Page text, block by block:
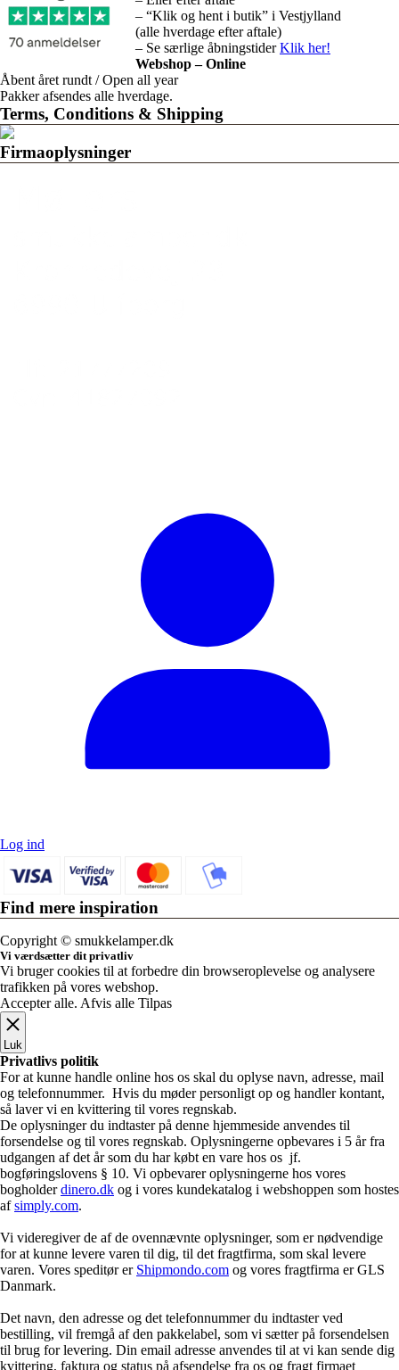
– “Klik og hent i butik” i Vestjylland
(alle hverdage efter aftale)
– Se særlige åbningstiderKlik her!
Webshop – Online
Åbent året rundt / Open all year
Pakker afsendes alle hverdage.
Terms, Conditions & Shipping
Firmaoplysninger
Log ind
Find mere inspiration
Copyright © smukkelamper.dk
Vi værdsætter dit privatliv
Vi bruger cookies til at forbedre din browseroplevelse og analysere
trafikken på vores webshop.
Accepter alle. Afvis alle Tilpas
Luk
Privatlivs politik
For at kunne handle online hos os skal du oplyse navn, adresse, mail
og telefonnummer. Hvis du møder personligt op og handler kontant,
så laver vi en kvittering til vores regnskab.
De oplysninger du indtaster på denne hjemmeside anvendes til
forsendelse og til vores regnskab. Oplysningerne opbevares i 5 år fra
udgangen af det år som du har købt en vare hos os jf.
bogføringslovens § 10. Vi opbevarer oplysningerne hos vores
bogholderdinero.dk og i vores kundekatalog i webshoppen som hostes
afsimply.com.
Vi videregiver de af de ovennævnte oplysninger, som er nødvendige
for at kunne levere varen til dig, til det fragtfirma, som skal levere
varen. Vores speditør er Shipmondo.com og vores fragtfirma er GLS
Danmark.
Det navn, den adresse og det telefonnummer du indtaster ved
bestilling, vil fremgå af den pakkelabel, som vi sætter på forsendelsen
til brug for levering. Din email adresse anvendes til at vi kan sende dig
kvittering, faktura og status på afsendelse fra os og fragt firmaet